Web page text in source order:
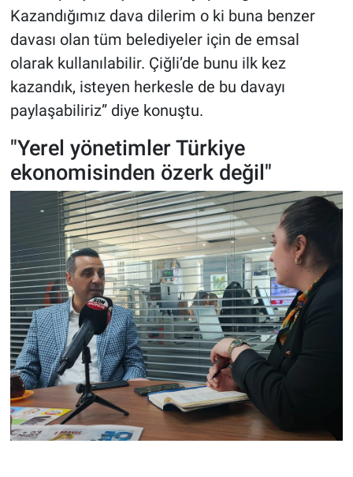
Kazandığımız dava dilerim o ki buna benzer
davası olan tüm belediyeler için de emsal
olarak kullanılabilir. Çiğli’de bunu ilk kez
kazandık, isteyen herkesle de bu davayı
paylaşabiliriz” diye konuştu.
"Yerel yönetimler Türkiye
ekonomisinden özerk değil"